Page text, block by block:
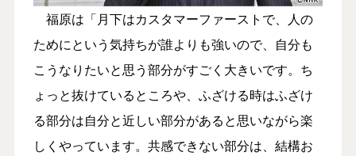
福原は「月下はカスタマーファーストで、人の
ためにという気持ちが誰よりも強いので、自分も
こうなりたいと思う部分がすごく大きいです。ち
ょっと抜けているところや、ふざける時はふざけ
る部分は自分と近しい部分があると思いながら楽
しくやっています。共感できない部分は、結構お